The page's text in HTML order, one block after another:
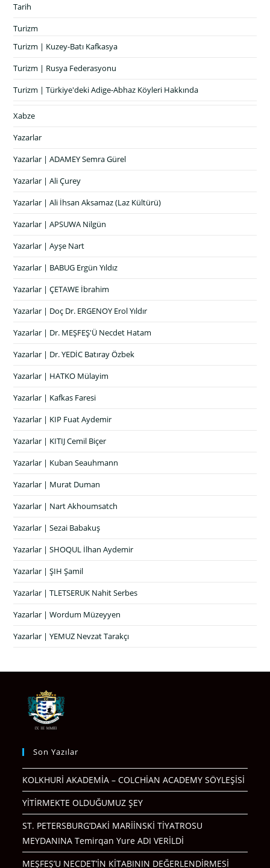
Tarih
Turizm
Turizm | Kuzey-Batı Kafkasya
Turizm | Rusya Federasyonu
Turizm | Türkiye'deki Adige-Abhaz Köyleri Hakkında
Xabze
Yazarlar
Yazarlar | ADAMEY Semra Gürel
Yazarlar | Ali Çurey
Yazarlar | Ali İhsan Aksamaz (Laz Kültürü)
Yazarlar | APSUWA Nilgün
Yazarlar | Ayşe Nart
Yazarlar | BABUG Ergün Yıldız
Yazarlar | ÇETAWE İbrahim
Yazarlar | Doç Dr. ERGENOY Erol Yıldır
Yazarlar | Dr. MEŞFEŞ'Ü Necdet Hatam
Yazarlar | Dr. YEDİC Batıray Özbek
Yazarlar | HATKO Mülayim
Yazarlar | Kafkas Faresi
Yazarlar | KIP Fuat Aydemir
Yazarlar | KITIJ Cemil Biçer
Yazarlar | Kuban Seauhmann
Yazarlar | Murat Duman
Yazarlar | Nart Akhoumsatch
Yazarlar | Sezai Babakuş
Yazarlar | SHOQUL İlhan Aydemir
Yazarlar | ŞIH Şamil
Yazarlar | TLETSERUK Nahit Serbes
Yazarlar | Wordum Müzeyyen
Yazarlar | YEMUZ Nevzat Tarakçı
Son Yazılar
KOLKHURİ AKADEMİA – COLCHİAN ACADEMY SÖYLEŞİSİ
YİTİRMEKTE OLDUĞUMUZ ŞEY
ST. PETERSBURG’DAKİ MARİİNSKİ TİYATROSU
MEYDANINA Temirqan Yure ADI VERİLDİ
MEŞFEŞ’U NECDET’İN KİTABININ DEĞERLENDİRMESİ